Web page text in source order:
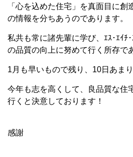
「心を込めた住宅」を真面目に創
の情報を分ちあうのであります。
私共も常に諸先輩に学び、ｴｽ･ｴｲﾁ
の品質の向上に努めて行く所存
1月も早いもので残り、10日あま
今年も志を高くして、良品質な住
行くと決意しております！
感謝